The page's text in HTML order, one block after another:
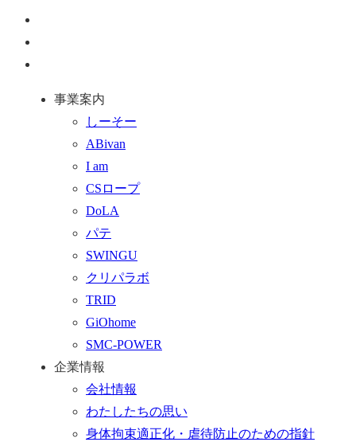
事業案内
しーそー
ABivan
I am
CSロープ
DoLA
パテ
SWINGU
クリパラボ
TRID
GiOhome
SMC-POWER
企業情報
会社情報
わたしたちの思い
身体拘束適正化・虐待防止のための指針